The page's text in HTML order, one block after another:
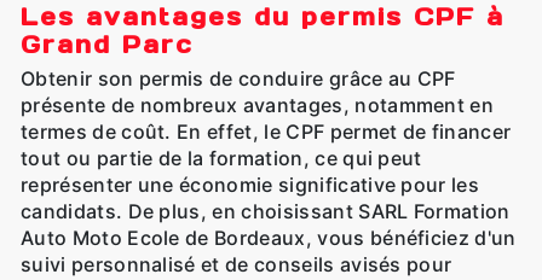
Les avantages du permis CPF à
Grand Parc
Obtenir son permis de conduire grâce au CPF
présente de nombreux avantages, notamment en
termes de coût. En effet, le CPF permet de financer
tout ou partie de la formation, ce qui peut
représenter une économie significative pour les
candidats. De plus, en choisissant SARL Formation
Auto Moto Ecole de Bordeaux, vous bénéficiez d'un
suivi personnalisé et de conseils avisés pour